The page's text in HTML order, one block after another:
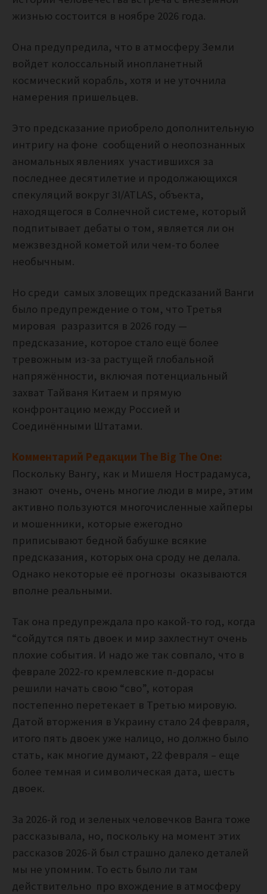
жизнью состоится в ноябре 2026 года.
Она предупредила, что в атмосферу Земли
войдет колоссальный инопланетный
космический корабль, хотя и не уточнила
намерения пришельцев.
Это предсказание приобрело дополнительную
интригу на фоне сообщений о неопознанных
аномальных явлениях участившихся за
последнее десятилетие и продолжающихся
спекуляций вокруг 3I/ATLAS, объекта,
находящегося в Солнечной системе, который
подпитывает дебаты о том, является ли он
межзвездной кометой или чем-то более
необычным.
Но среди самых зловещих предсказаний Ванги
было предупреждение о том, что Третья
мировая разразится в 2026 году —
предсказание, которое стало ещё более
тревожным из-за растущей глобальной
напряжённости, включая потенциальный
захват Тайваня Китаем и прямую
конфронтацию между Россией и
Соединёнными Штатами.
Комментарий Редакции The Big The One:
Поскольку Вангу, как и Мишеля Нострадамуса,
знают очень, очень многие люди в мире, этим
активно пользуются многочисленные хайперы
и мошенники, которые ежегодно
приписывают бедной бабушке всякие
предсказания, которых она сроду не делала.
Однако некоторые её прогнозы оказываются
вполне реальными.
Так она предупреждала про какой-то год, когда
“сойдутся пять двоек и мир захлестнут очень
плохие события. И надо же так совпало, что в
феврале 2022-го кремлевские п-дорасы
решили начать свою “сво”, которая
постепенно перетекает в Третью мировую.
Датой вторжения в Украину стало 24 февраля,
итого пять двоек уже налицо, но должно было
стать, как многие думают, 22 февраля – еще
более темная и символическая дата, шесть
двоек.
За 2026-й год и зеленых человечков Ванга тоже
рассказывала, но, поскольку на момент этих
рассказов 2026-й был страшно далеко деталей
мы не упомним. То есть было ли там
действительно про вхождение в атмосферу